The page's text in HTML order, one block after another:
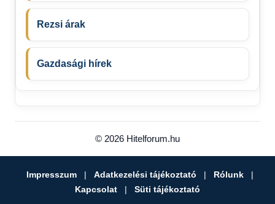
Rezsi árak
Gazdasági hírek
© 2026 Hitelforum.hu
Impresszum | Adatkezelési tájékoztató | Rólunk
|
Kapcsolat
| Süti tájékoztató